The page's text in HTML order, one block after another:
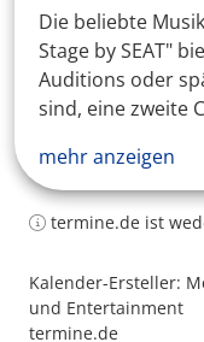
Die beliebte
Stage by SEAT"
Auditions oder
sind, eine zweite
mehr anzeigen
termine.de ist
Kalender-Ersteller:
und Entertainment
termine.de